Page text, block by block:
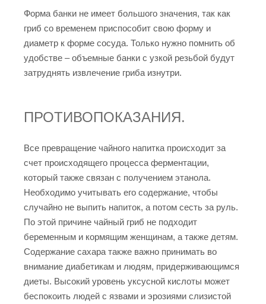
Форма банки не имеет большого значения, так как
гриб со временем приспособит свою форму и
диаметр к форме сосуда. Только нужно помнить об
удобстве – объемные банки с узкой резьбой будут
затруднять извлечение гриба изнутри.
ПРОТИВОПОКАЗАНИЯ.
Все превращение чайного напитка происходит за
счет происходящего процесса ферментации,
который также связан с получением этанола.
Необходимо учитывать его содержание, чтобы
случайно не выпить напиток, а потом сесть за руль.
По этой причине чайный гриб не подходит
беременным и кормящим женщинам, а также детям.
Содержание сахара также важно принимать во
внимание диабетикам и людям, придерживающимся
диеты. Высокий уровень уксусной кислоты может
беспокоить людей с язвами и эрозиями слизистой